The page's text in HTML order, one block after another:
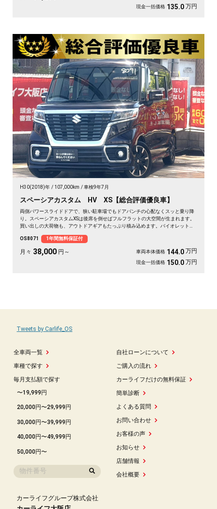
現金一括価格 135.0 万円
H30(2018)年 107,000km 車検9年7月
スペーシアカスタム HV XS【総合評価優良車】
両側パワースライドドアで、狭い駐車場でもドアパンチの心配なくスッと乗り降
り。スペーシアカスタムXSは後席を倒せばフルフラットの大空間が生まれます。
買い出しの大荷物も、アウトドアギアもたっぷり積み込めます。バイオレットの
クテーブルで、長距離移動も快適に過ごせます。休日の遠出が待ち遠しくなりま
すよ。安心してお乗りいただける《1年保証付》です🚗✨💺🙌😊
OS8071 1年間無料保証付
月々 38,000 円～ 車両本体価格 144.0 万円
現金一括価格 150.0 万円
全車両一覧
車種で探す
毎月支払額で探す
〜19,999円
20,000円〜29,999円
30,000円〜39,999円
40,000円〜49,999円
50,000円〜
自社ローンについて
ご購入の流れ
カーライフだけの無料保証
簡単診断
よくある質問
お問い合わせ
お客様の声
お知らせ
店舗情報
会社概要
Tweets by Carlife_OS
カーライフグループ株式会社